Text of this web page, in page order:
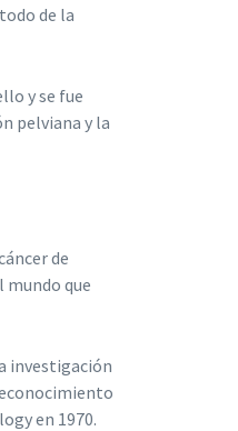
de la
y se fue
pelviana y la
de
que
investigación
en 1970.